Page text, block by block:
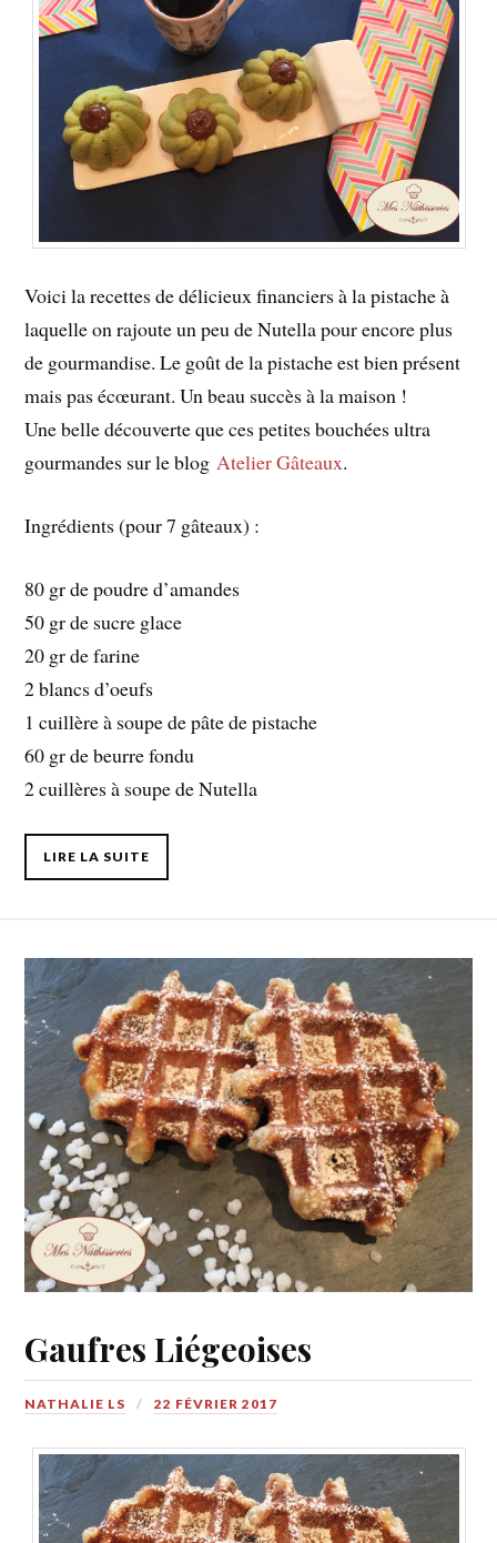
Voici la recettes de délicieux financiers à la pistache à
laquelle on rajoute un peu de Nutella pour encore plus
de gourmandise. Le goût de la pistache est bien présent
mais pas écœurant. Un beau succès à la maison !
Une belle découverte que ces petites bouchées ultra
gourmandes sur le blogAtelier Gâteaux.
Ingrédients (pour 7 gâteaux) :
80 gr de poudre d’amandes
50 gr de sucre glace
20 gr de farine
2 blancs d’oeufs
1 cuillère à soupe de pâte de pistache
60 gr de beurre fondu
2 cuillères à soupe de Nutella
LIRE LA SUITE
Gaufres Liégeoises
NATHALIE LS 22 FÉVRIER 2017